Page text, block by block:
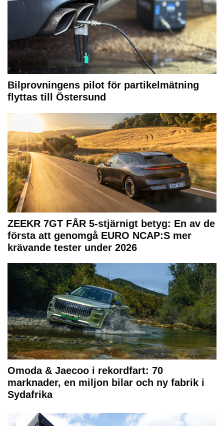
Bilprovningens pilot för partikelmätning
flyttas till Östersund
ZEEKR 7GT FÅR 5-stjärnigt betyg: En av de
första att genomgå EURO NCAP:S mer
krävande tester under 2026
Omoda & Jaecoo i rekordfart: 70
marknader, en miljon bilar och ny fabrik i
Sydafrika